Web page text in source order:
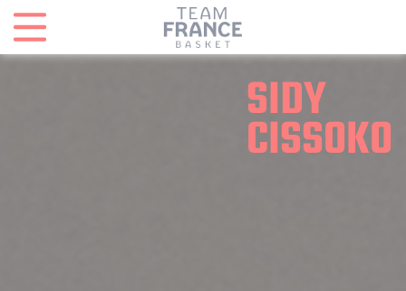
SIDY
CISSOKO
Panneau de gestion des cookies